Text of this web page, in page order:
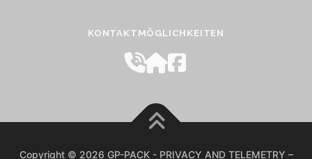
KONTAKTMÖGLICHKEITEN
Copyright © 2026 GP-PACK - PRIVACY AND TELEMETRY –